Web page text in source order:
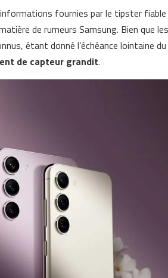
fournies par le tipster fiable
de rumeurs Samsung. Bien que
étant donné l’échéance lointaine
de capteur grandit.